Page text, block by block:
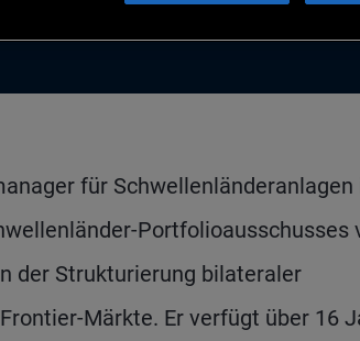
für Schwellenländeranlagen
Portfolioausschusses
der Strukturierung bilateraler
Märkte. Er verfügt über 16